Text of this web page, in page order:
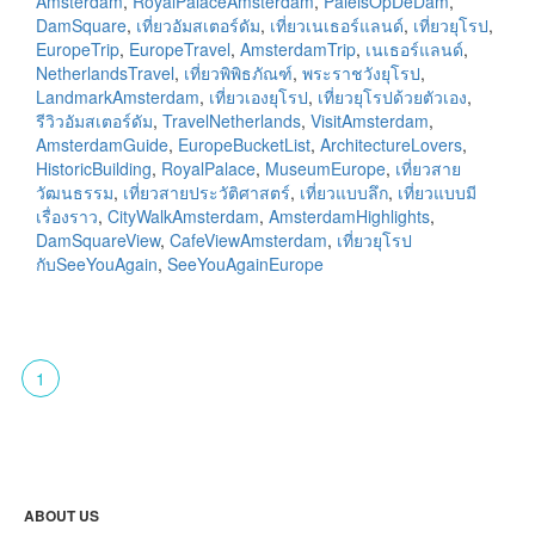
DamSquare, เที่ยวอัมสเตอร์ดัม, เที่ยวเนเธอร์แลนด์, เที่ยวยุโรป,
EuropeTrip, EuropeTravel, AmsterdamTrip, เนเธอร์แลนด์,
NetherlandsTravel, เที่ยวพิพิธภัณฑ์, พระราชวังยุโรป,
LandmarkAmsterdam, เที่ยวเองยุโรป, เที่ยวยุโรปด้วยตัวเอง,
รีวิวอัมสเตอร์ดัม, TravelNetherlands, VisitAmsterdam,
AmsterdamGuide, EuropeBucketList, ArchitectureLovers,
HistoricBuilding, RoyalPalace, MuseumEurope, เที่ยวสาย
วัฒนธรรม, เที่ยวสายประวัติศาสตร์, เที่ยวแบบลึก, เที่ยวแบบมี
เรื่องราว, CityWalkAmsterdam, AmsterdamHighlights,
DamSquareView, CafeViewAmsterdam, เที่ยวยุโรป
กับSeeYouAgain, SeeYouAgainEurope
1
ABOUT US